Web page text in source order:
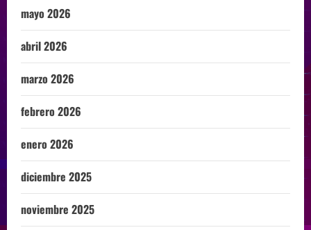
mayo 2026
abril 2026
marzo 2026
febrero 2026
enero 2026
diciembre 2025
noviembre 2025